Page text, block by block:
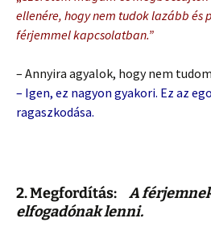
ellenére, hogy nem tudok lazább és
férjemmel kapcsolatban.”
– Annyira agyalok, hogy nem
– Igen, ez nagyon gyakori. Ez az
ragaszkodása.
2. Megfordítás:
A
elfogadónak lenni.